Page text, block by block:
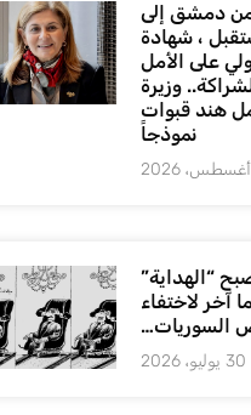
دمشق إلى
، شهادة
على الأمل
وزيرة
هند قبوات
نموذجاً
“الهداية”
آخر لاختفاء
السوريات…
30 يوليو، 2026